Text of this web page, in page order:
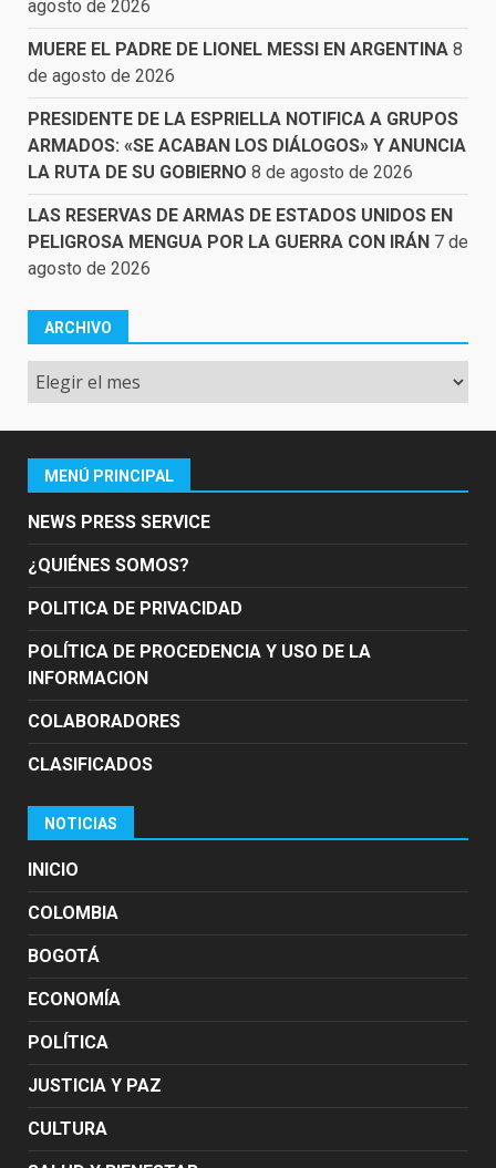
agosto de 2026
MUERE EL PADRE DE LIONEL MESSI EN ARGENTINA 8
de agosto de 2026
PRESIDENTE DE LA ESPRIELLA NOTIFICA A GRUPOS
ARMADOS: «SE ACABAN LOS DIÁLOGOS» Y ANUNCIA
LA RUTA DE SU GOBIERNO 8 de agosto de 2026
LAS RESERVAS DE ARMAS DE ESTADOS UNIDOS EN
PELIGROSA MENGUA POR LA GUERRA CON IRÁN 7 de
agosto de 2026
ARCHIVO
Archivo
MENÚ PRINCIPAL
NEWS PRESS SERVICE
¿QUIÉNES SOMOS?
POLITICA DE PRIVACIDAD
POLÍTICA DE PROCEDENCIA Y USO DE LA
INFORMACION
COLABORADORES
CLASIFICADOS
NOTICIAS
INICIO
COLOMBIA
BOGOTÁ
ECONOMÍA
POLÍTICA
JUSTICIA Y PAZ
CULTURA